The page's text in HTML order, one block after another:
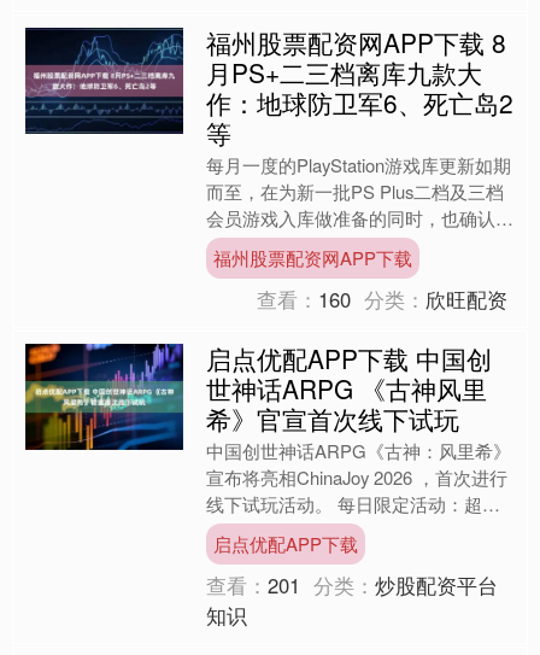
福州股票配资网APP下载 8
月PS+二三档离库九款大
作：地球防卫军6、死亡岛2
等
每月一度的PlayStation游戏库更新如期
而至，在为新一批PS Plus二档及三档
会员游戏入库做准备的同时，也确认了
九款即将离库的作品。 以下游戏将于8
月1....
福州股票配资网APP下载
查看： 160 分类： 欣旺配资
启点优配APP下载 中国创
世神话ARPG 《古神风里
希》官宣首次线下试玩
中国创世神话ARPG《古神：风里希》
宣布将亮相ChinaJoy 2026 ，首次进行
线下试玩活动。 每日限定活动：超燃
远古神祇「刑天」BOSS战限时比拼 |
女....
启点优配APP下载
查看：201 分类：炒股配资平台
知识